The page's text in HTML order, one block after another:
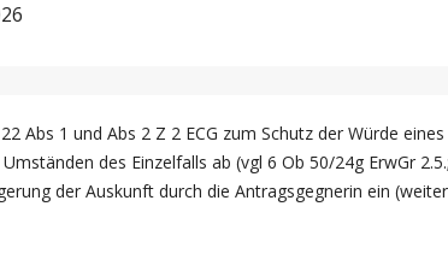
Abs 1 und Abs 2 Z 2 ECG zum Schutz der Würde
des Einzelfalls ab (vgl 6 Ob 50/24g ErwGr 2.5.;
der Auskunft durch die Antragsgegnerin ein